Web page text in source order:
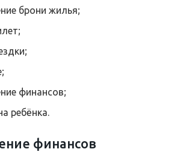
брони жилья;
финансов;
ребёнка.
финансов